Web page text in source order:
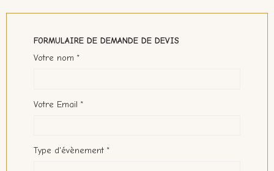
FORMULAIRE DE DEMANDE DE DEVIS
Votre nom
Votre Email
Type d'évènement